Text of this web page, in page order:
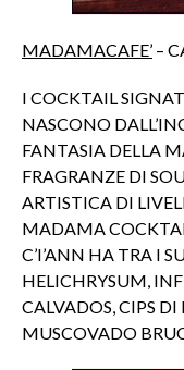
MADAMACAFE’ –
I COCKTAIL
NASCONO
FANTASIA DELLA
FRAGRANZE DI
ARTISTICA DI
MADAMA
C’I’ANN HA TRA I
HELICHRYSUM,
CALVADOS, CIPS
MUSCOVADO